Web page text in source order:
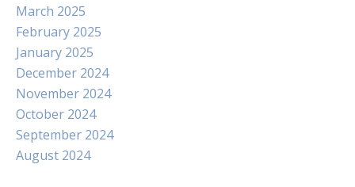
March 2025
February 2025
January 2025
December 2024
November 2024
October 2024
September 2024
August 2024